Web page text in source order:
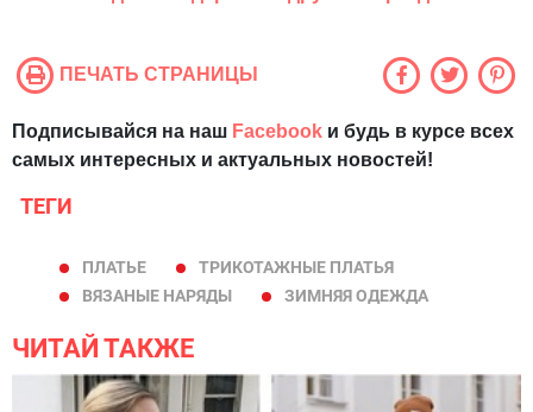
ПЕЧАТЬ СТРАНИЦЫ
Подписывайся на наш Facebook и будь в курсе всех
самых интересных и актуальных новостей!
ТЕГИ
ПЛАТЬЕ
ТРИКОТАЖНЫЕ ПЛАТЬЯ
ВЯЗАНЫЕ НАРЯДЫ
ЗИМНЯЯ ОДЕЖДА
ЧИТАЙ ТАКЖЕ